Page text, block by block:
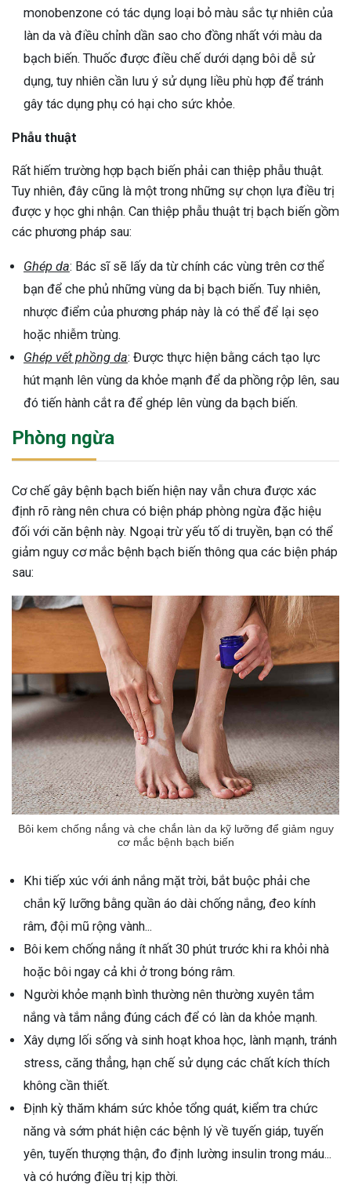
monobenzone có tác dụng loại bỏ màu sắc tự nhiên của
làn da và điều chỉnh dần sao cho đồng nhất với màu da
bạch biến. Thuốc được điều chế dưới dạng bôi dễ sử
dụng, tuy nhiên cần lưu ý sử dụng liều phù hợp để tránh
gây tác dụng phụ có hại cho sức khỏe.
Phẫu thuật
Rất hiếm trường hợp bạch biến phải can thiệp phẫu thuật.
Tuy nhiên, đây cũng là một trong những sự chọn lựa điều trị
được y học ghi nhận. Can thiệp phẫu thuật trị bạch biến gồm
các phương pháp sau:
Ghép da: Bác sĩ sẽ lấy da từ chính các vùng trên cơ thể
bạn để che phủ những vùng da bị bạch biến. Tuy nhiên,
nhược điểm của phương pháp này là có thể để lại sẹo
hoặc nhiễm trùng.
Ghép vết phồng da: Được thực hiện bằng cách tạo lực
hút mạnh lên vùng da khỏe mạnh để da phồng rộp lên, sau
đó tiến hành cắt ra để ghép lên vùng da bạch biến.
Phòng ngừa
Cơ chế gây bệnh bạch biến hiện nay vẫn chưa được xác
định rõ ràng nên chưa có biện pháp phòng ngừa đặc hiệu
đối với căn bệnh này. Ngoại trừ yếu tố di truyền, bạn có thể
giảm nguy cơ mắc bệnh bạch biến thông qua các biện pháp
sau:
Bôi kem chống nắng và che chắn làn da kỹ lưỡng để giảm nguy
cơ mắc bệnh bạch biến
Khi tiếp xúc với ánh nắng mặt trời, bắt buộc phải che
chắn kỹ lưỡng bằng quần áo dài chống nắng, đeo kính
râm, đội mũ rộng vành...
Bôi kem chống nắng ít nhất 30 phút trước khi ra khỏi nhà
hoặc bôi ngay cả khi ở trong bóng râm.
Người khỏe mạnh bình thường nên thường xuyên tắm
nắng và tắm nắng đúng cách để có làn da khỏe mạnh.
Xây dựng lối sống và sinh hoạt khoa học, lành mạnh, tránh
stress, căng thẳng, hạn chế sử dụng các chất kích thích
không cần thiết.
Định kỳ thăm khám sức khỏe tổng quát, kiểm tra chức
năng và sớm phát hiện các bệnh lý về tuyến giáp, tuyến
yên, tuyến thượng thận, đo định lường insulin trong máu...
và có hướng điều trị kịp thời.